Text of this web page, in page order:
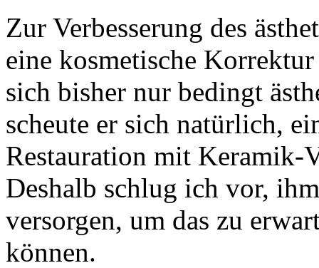
Zur Verbesserung des
eine kosmetische
sich bisher nur bedingt
scheute er sich natürlich,
Restauration mit Keramik-
Deshalb schlug ich vor,
versorgen, um das zu
können.